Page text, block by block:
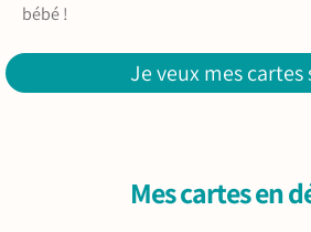
bébé !
Je veux mes cartes
Mes cartes en